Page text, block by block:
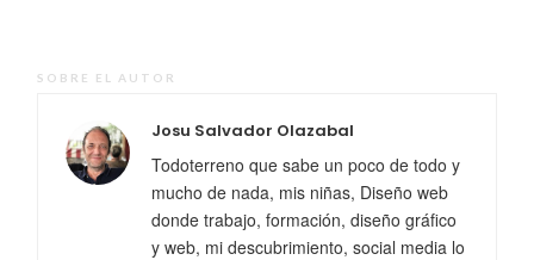
SOBRE EL AUTOR
Josu Salvador Olazabal
Todoterreno que sabe un poco de todo y
mucho de nada, mis niñas, Diseño web
donde trabajo, formación, diseño gráfico
y web, mi descubrimiento, social media lo